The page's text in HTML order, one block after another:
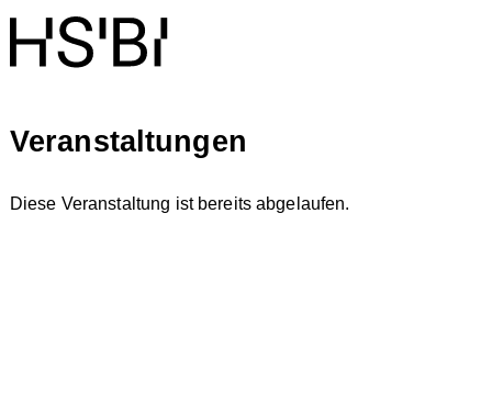
Veranstaltungen
Diese Veranstaltung ist bereits abgelaufen.